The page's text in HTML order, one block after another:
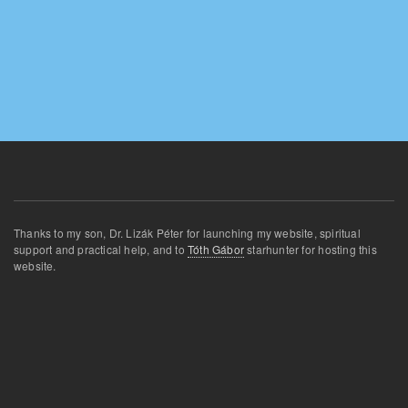
Thanks to my son, Dr. Lizák Péter for launching my website, spiritual
support and practical help, and toTóth Gáborstarhunter for hosting this
website.